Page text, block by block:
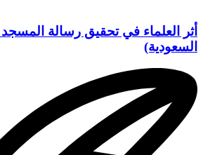
أثر العلماء في تحقيق رسالة
السعودية)